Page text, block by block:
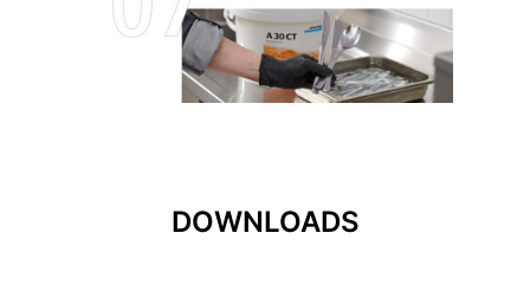
DOWNLOADS